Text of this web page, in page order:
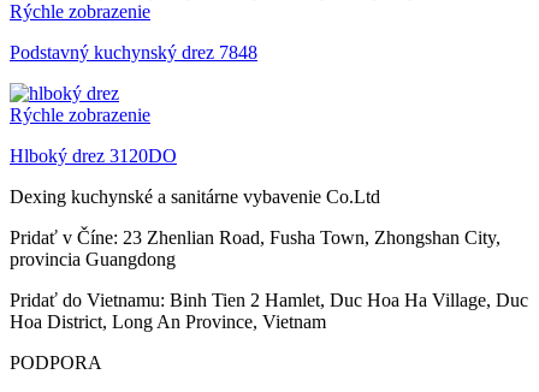
Rýchle zobrazenie
Podstavný kuchynský drez 7848
Rýchle zobrazenie
Hlboký drez 3120DO
Dexing kuchynské a sanitárne vybavenie Co.Ltd
Pridať v Číne: 23 Zhenlian Road, Fusha Town, Zhongshan City,
provincia Guangdong
Pridať do Vietnamu: Binh Tien 2 Hamlet, Duc Hoa Ha Village, Duc
Hoa District, Long An Province, Vietnam
PODPORA